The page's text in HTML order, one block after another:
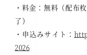
・料金：無料（配布
了）
・申込みサイト：
2026